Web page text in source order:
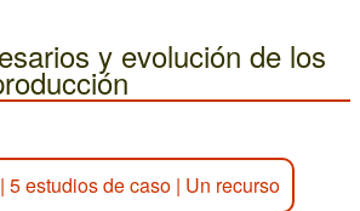
y evolución de los
5 estudios de caso| Un recurso